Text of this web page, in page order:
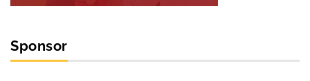
Sponsor